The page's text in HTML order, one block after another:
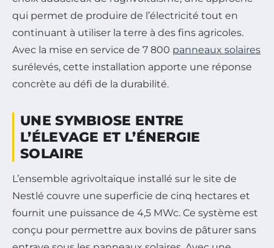
qui permet de produire de l’électricité tout en
continuant à utiliser la terre à des fins agricoles.
Avec la mise en service de 7 800 panneaux solaires
surélevés, cette installation apporte une réponse
concrète au défi de la durabilité.
UNE SYMBIOSE ENTRE
L’ÉLEVAGE ET L’ÉNERGIE
SOLAIRE
L’ensemble agrivoltaïque installé sur le site de
Nestlé couvre une superficie de cinq hectares et
fournit une puissance de 4,5 MWc. Ce système est
conçu pour permettre aux bovins de pâturer sans